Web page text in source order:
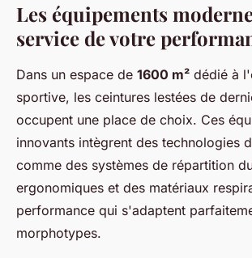
Les équipements
service de votre
Dans un espace de 1600 m² dédié à
sportive, les ceintures lestées de
occupent une place de choix. Ces
innovants intègrent des technologies
comme des systèmes de répartition
ergonomiques et des matériaux
performance qui s'adaptent
morphotypes.